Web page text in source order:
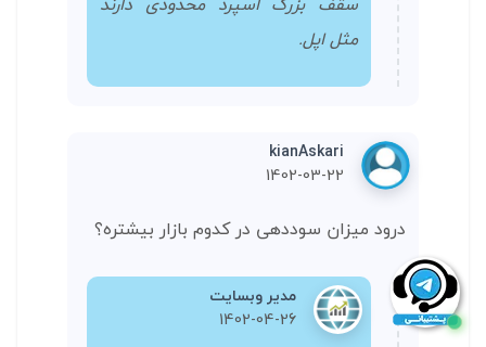
مثل اپل.
kianAskari
1402-03-22
درود میزان سوددهی در کدوم بازار بیشتره؟
مدیر وبسایت
1402-04-26